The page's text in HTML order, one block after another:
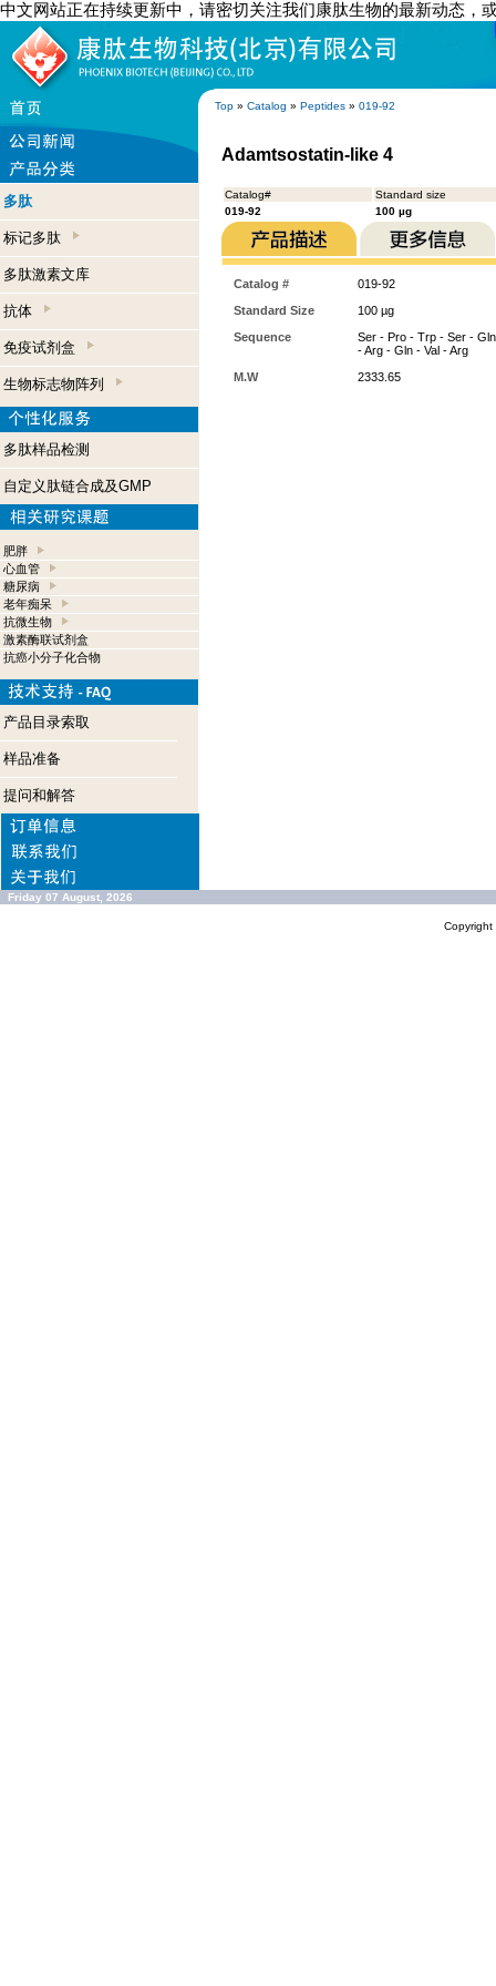
中文网站正在持续更新中，请密切关注我们康肽生物的最新动态，
Top » Catalog » Peptides » 019-92
多肽
标记多肽
多肽激素文库
抗体
免疫试剂盒
生物标志物阵列
多肽样品检测
自定义肽链合成及GMP
肥胖
心血管
糖尿病
老年痴呆
抗微生物
激素酶联试剂盒
抗癌小分子化合物
产品目录索取
样品准备
提问和解答
Adamtsostatin-like 4
Catalog#
Standard size
019-92
100 µg
Catalog #
019-92
Standard Size
100 µg
Sequence
Ser - Pro - Trp - Ser -
- Arg - Gln - Val - Arg
M.W
2333.65
Friday 07 August, 2026